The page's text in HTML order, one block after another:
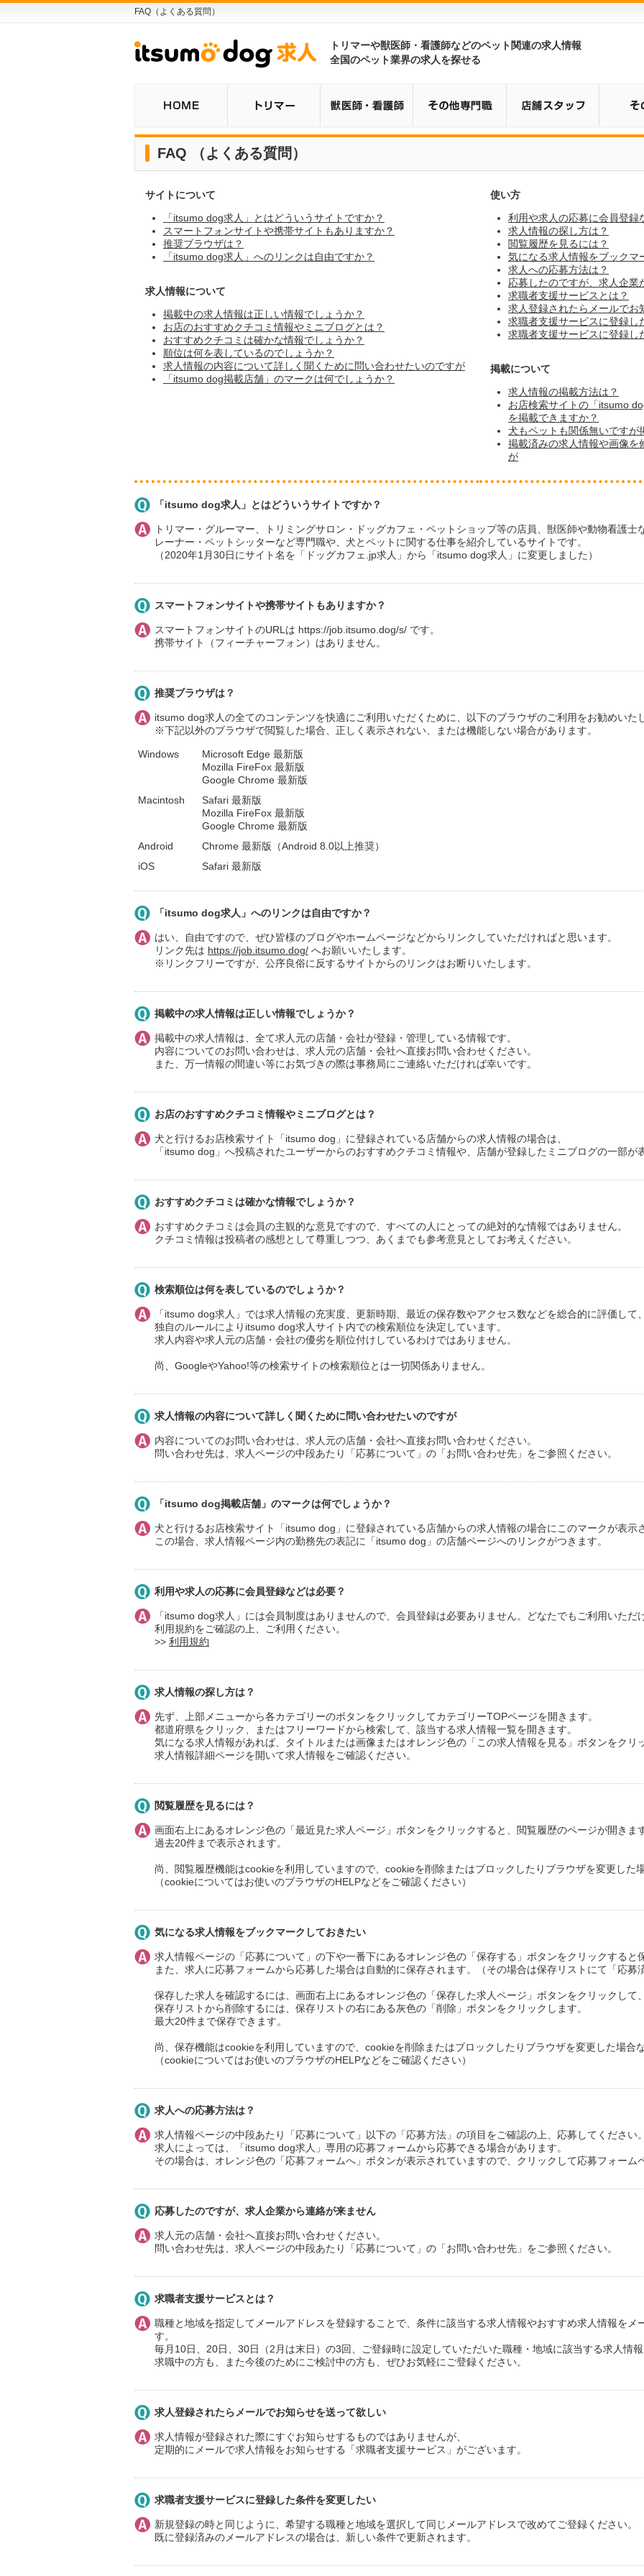
FAQ（よくある質問）
トリマーや獣医師・看護師などのペット関連の求人情報
全国のペット業界の求人を探せる
FAQ （よくある質問）
サイトについて
「itsumo dog求人」とはどういうサイトですか？
スマートフォンサイトや携帯サイトもありますか？
推奨ブラウザは？
「itsumo dog求人」へのリンクは自由ですか？
求人情報について
掲載中の求人情報は正しい情報でしょうか？
お店のおすすめクチコミ情報やミニブログとは？
おすすめクチコミは確かな情報でしょうか？
順位は何を表しているのでしょうか？
求人情報の内容について詳しく聞くために問い合わせたいのですが
「itsumo dog掲載店舗」のマークは何でしょうか？
使い方
利用や求人の応募に会員登録
求人情報の探し方は？
閲覧履歴を見るには？
気になる求人情報をブックマ
求人への応募方法は？
応募したのですが、求人企業
求職者支援サービスとは？
求人登録されたらメールでお
求職者支援サービスに登録し
求職者支援サービスに登録し
掲載について
求人情報の掲載方法は？
お店検索サイトの「itsumo
を掲載できますか？
犬もペットも関係無いですが
掲載済みの求人情報や画像を
が
「itsumo dog求人」とはどういうサイトですか？
トリマー・グルーマー、トリミングサロン・ドッグカフェ・ペットショップ等の店員、獣医師や動物看護
レーナー・ペットシッターなど専門職や、犬とペットに関する仕事を紹介しているサイトです。
（2020年1月30日にサイト名を「ドッグカフェ.jp求人」から「itsumo dog求人」に変更しました）
スマートフォンサイトや携帯サイトもありますか？
スマートフォンサイトのURLは https://job.itsumo.dog/s/ です。
携帯サイト（フィーチャーフォン）はありません。
推奨ブラウザは？
itsumo dog求人の全てのコンテンツを快適にご利用いただくために、以下のブラウザのご利用をお勧めいた
※下記以外のブラウザで閲覧した場合、正しく表示されない、または機能しない場合があります。
Windows
Microsoft Edge 最新版
Mozilla FireFox 最新版
Google Chrome 最新版
Macintosh
Safari 最新版
Mozilla FireFox 最新版
Google Chrome 最新版
Android
Chrome 最新版（Android 8.0以上推奨）
iOS
Safari 最新版
「itsumo dog求人」へのリンクは自由ですか？
はい、自由ですので、ぜひ皆様のブログやホームページなどからリンクしていただければと思います。
リンク先は https://job.itsumo.dog/ へお願いいたします。
※リンクフリーですが、公序良俗に反するサイトからのリンクはお断りいたします。
掲載中の求人情報は正しい情報でしょうか？
掲載中の求人情報は、全て求人元の店舗・会社が登録・管理している情報です。
内容についてのお問い合わせは、求人元の店舗・会社へ直接お問い合わせください。
また、万一情報の間違い等にお気づきの際は事務局にご連絡いただければ幸いです。
お店のおすすめクチコミ情報やミニブログとは？
犬と行けるお店検索サイト「itsumo dog」に登録されている店舗からの求人情報の場合は、
「itsumo dog」へ投稿されたユーザーからのおすすめクチコミ情報や、店舗が登録したミニブログの一部が
おすすめクチコミは確かな情報でしょうか？
おすすめクチコミは会員の主観的な意見ですので、すべての人にとっての絶対的な情報ではありません。
クチコミ情報は投稿者の感想として尊重しつつ、あくまでも参考意見としてお考えください。
検索順位は何を表しているのでしょうか？
「itsumo dog求人」では求人情報の充実度、更新時期、最近の保存数やアクセス数などを総合的に評価して
独自のルールによりitsumo dog求人サイト内での検索順位を決定しています。
求人内容や求人元の店舗・会社の優劣を順位付けしているわけではありません。
尚、GoogleやYahoo!等の検索サイトの検索順位とは一切関係ありません。
求人情報の内容について詳しく聞くために問い合わせたいのですが
内容についてのお問い合わせは、求人元の店舗・会社へ直接お問い合わせください。
問い合わせ先は、求人ページの中段あたり「応募について」の「お問い合わせ先」をご参照ください。
「itsumo dog掲載店舗」のマークは何でしょうか？
犬と行けるお店検索サイト「itsumo dog」に登録されている店舗からの求人情報の場合にこのマークが表示
この場合、求人情報ページ内の勤務先の表記に「itsumo dog」の店舗ページへのリンクがつきます。
利用や求人の応募に会員登録などは必要？
「itsumo dog求人」には会員制度はありませんので、会員登録は必要ありません。どなたでもご利用いただ
利用規約をご確認の上、ご利用ください。
>> 利用規約
求人情報の探し方は？
先ず、上部メニューから各カテゴリーのボタンをクリックしてカテゴリーTOPページを開きます。
都道府県をクリック、またはフリーワードから検索して、該当する求人情報一覧を開きます。
気になる求人情報があれば、タイトルまたは画像またはオレンジ色の「この求人情報を見る」ボタンをクリ
求人情報詳細ページを開いて求人情報をご確認ください。
閲覧履歴を見るには？
画面右上にあるオレンジ色の「最近見た求人ページ」ボタンをクリックすると、閲覧履歴のページが開きま
過去20件まで表示されます。
尚、閲覧履歴機能はcookieを利用していますので、cookieを削除またはブロックしたりブラウザを変更した
（cookieについてはお使いのブラウザのHELPなどをご確認ください）
気になる求人情報をブックマークしておきたい
求人情報ページの「応募について」の下や一番下にあるオレンジ色の「保存する」ボタンをクリックすると
また、求人に応募フォームから応募した場合は自動的に保存されます。（その場合は保存リストにて「応募
保存した求人を確認するには、画面右上にあるオレンジ色の「保存した求人ページ」ボタンをクリックして
保存リストから削除するには、保存リストの右にある灰色の「削除」ボタンをクリックします。
最大20件まで保存できます。
尚、保存機能はcookieを利用していますので、cookieを削除またはブロックしたりブラウザを変更した場合
（cookieについてはお使いのブラウザのHELPなどをご確認ください）
求人への応募方法は？
求人情報ページの中段あたり「応募について」以下の「応募方法」の項目をご確認の上、応募してください
求人によっては、「itsumo dog求人」専用の応募フォームから応募できる場合があります。
その場合は、オレンジ色の「応募フォームへ」ボタンが表示されていますので、クリックして応募フォーム
応募したのですが、求人企業から連絡が来ません
求人元の店舗・会社へ直接お問い合わせください。
問い合わせ先は、求人ページの中段あたり「応募について」の「お問い合わせ先」をご参照ください。
求職者支援サービスとは？
職種と地域を指定してメールアドレスを登録することで、条件に該当する求人情報やおすすめ求人情報をメ
す。
毎月10日、20日、30日（2月は末日）の3回、ご登録時に設定していただいた職種・地域に該当する求人情
求職中の方も、また今後のためにご検討中の方も、ぜひお気軽にご登録ください。
求人登録されたらメールでお知らせを送って欲しい
求人情報が登録された際にすぐお知らせするものではありませんが、
定期的にメールで求人情報をお知らせする「求職者支援サービス」がございます。
求職者支援サービスに登録した条件を変更したい
新規登録の時と同じように、希望する職種と地域を選択して同じメールアドレスで改めてご登録ください。
既に登録済みのメールアドレスの場合は、新しい条件で更新されます。